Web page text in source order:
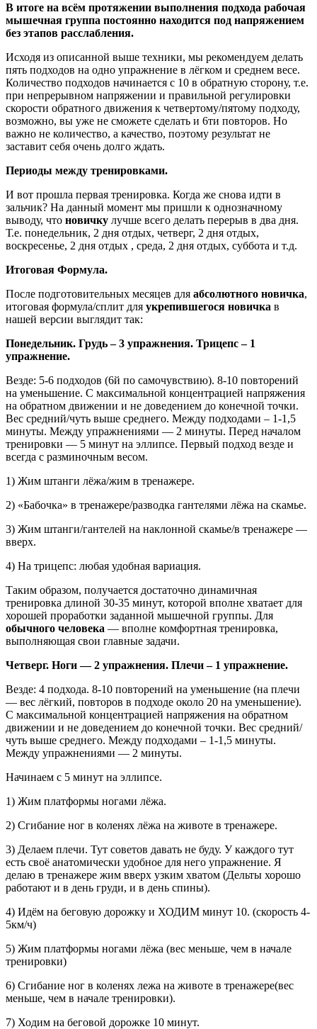
В итоге на всём протяжении выполнения подхода рабочая
мышечная группа постоянно находится под напряжением
без этапов расслабления.
Исходя из описанной выше техники, мы рекомендуем делать
пять подходов на одно упражнение в лёгком и среднем весе.
Количество подходов начинается с 10 в обратную сторону, т.е.
при непрерывном напряжении и правильной регулировки
скорости обратного движения к четвертому/пятому подходу,
возможно, вы уже не сможете сделать и 6ти повторов. Но
важно не количество, а качество, поэтому результат не
заставит себя очень долго ждать.
Периоды между тренировками.
И вот прошла первая тренировка. Когда же снова идти в
зальчик? На данный момент мы пришли к однозначному
выводу, что новичку лучше всего делать перерыв в два дня.
Т.е. понедельник, 2 дня отдых, четверг, 2 дня отдых,
воскресенье, 2 дня отдых , среда, 2 дня отдых, суббота и т.д.
Итоговая Формула.
После подготовительных месяцев для абсолютного новичка,
итоговая формула/сплит для укрепившегося новичка в
нашей версии выглядит так:
Понедельник. Грудь – 3 упражнения. Трицепс – 1
упражнение.
Везде: 5-6 подходов (6й по самочувствию). 8-10 повторений
на уменьшение. С максимальной концентрацией напряжения
на обратном движении и не доведением до конечной точки.
Вес средний/чуть выше среднего. Между подходами – 1-1,5
минуты. Между упражнениями — 2 минуты. Перед началом
тренировки — 5 минут на эллипсе. Первый подход везде и
всегда с разминочным весом.
1) Жим штанги лёжа/жим в тренажере.
2) «Бабочка» в тренажере/разводка гантелями лёжа на скамье.
3) Жим штанги/гантелей на наклонной скамье/в тренажере —
вверх.
4) На трицепс: любая удобная вариация.
Таким образом, получается достаточно динамичная
тренировка длиной 30-35 минут, которой вполне хватает для
хорошей проработки заданной мышечной группы. Для
обычного человека — вполне комфортная тренировка,
выполняющая свои главные задачи.
Четверг. Ноги — 2 упражнения. Плечи – 1 упражнение.
Везде: 4 подхода. 8-10 повторений на уменьшение (на плечи
— вес лёгкий, повторов в подходе около 20 на уменьшение).
С максимальной концентрацией напряжения на обратном
движении и не доведением до конечной точки. Вес средний/
чуть выше среднего. Между подходами – 1-1,5 минуты.
Между упражнениями — 2 минуты.
Начинаем с 5 минут на эллипсе.
1) Жим платформы ногами лёжа.
2) Сгибание ног в коленях лёжа на животе в тренажере.
3) Делаем плечи. Тут советов давать не буду. У каждого тут
есть своё анатомически удобное для него упражнение. Я
делаю в тренажере жим вверх узким хватом (Дельты хорошо
работают и в день груди, и в день спины).
4) Идём на беговую дорожку и ХОДИМ минут 10. (скорость 4-
5км/ч)
5) Жим платформы ногами лёжа (вес меньше, чем в начале
тренировки)
6) Сгибание ног в коленях лежа на животе в тренажере(вес
меньше, чем в начале тренировки).
7) Ходим на беговой дорожке 10 минут.